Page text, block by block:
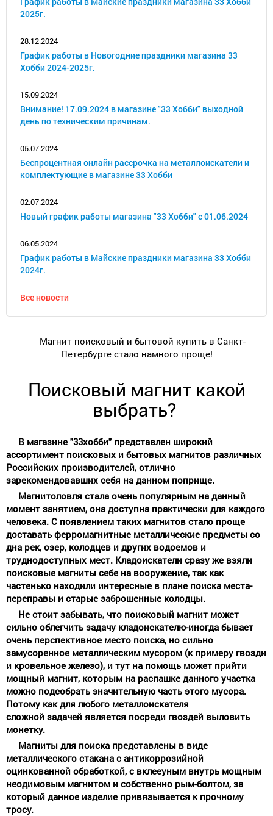
2025г.
28.12.2024
График работы в Новогодние праздники магазина 33
Хобби 2024-2025г.
15.09.2024
Внимание! 17.09.2024 в магазине "33 Хобби" выходной
день по техническим причинам.
05.07.2024
Беспроцентная онлайн рассрочка на металлоискатели и
комплектующие в магазине 33 Хобби
02.07.2024
Новый график работы магазина "33 Хобби" с 01.06.2024
06.05.2024
График работы в Майские праздники магазина 33 Хобби
2024г.
Все новости
Магнит поисковый и бытовой купить в Санкт-
Петербурге стало намного проще!
Поисковый магнит какой
выбрать?
В магазине "33хобби" представлен широкий
ассортимент поисковых и бытовых магнитов различных
Российских производителей, отлично
зарекомендовавших себя на данном поприще.
Магнитоловля стала очень популярным на данный
момент занятием, она доступна практически для каждого
человека. С появлением таких магнитов стало проще
доставать ферромагнитные металлические предметы со
дна рек, озер, колодцев и других водоемов и
труднодоступных мест. Кладоискатели сразу же взяли
поисковые магниты себе на вооружение, так как
частенько находили интересные в плане поиска места-
переправы и старые заброшенные колодцы.
Не стоит забывать, что поисковый магнит может
сильно облегчить задачу кладоискателю-иногда бывает
очень перспективное место поиска, но сильно
замусоренное металлическим мусором (к примеру гвозди
и кровельное железо), и тут на помощь может прийти
мощный магнит, которым на распашке данного участка
можно подсобрать значительную часть этого мусора.
Потому как для любого металлоискателя
сложной задачей является посреди гвоздей выловить
монетку.
Магниты для поиска представлены в виде
металлического стакана с антикоррозийной
оцинкованной обработкой, с вклееyным внутрь мощным
неодимовым магнитом и собственно рым-болтом, за
который данное изделие привязывается к прочному
тросу.